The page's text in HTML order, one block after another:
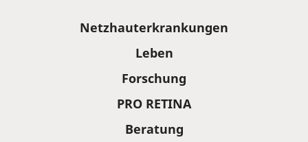
Netzhauterkrankungen
Leben
Forschung
PRO RETINA
Beratung